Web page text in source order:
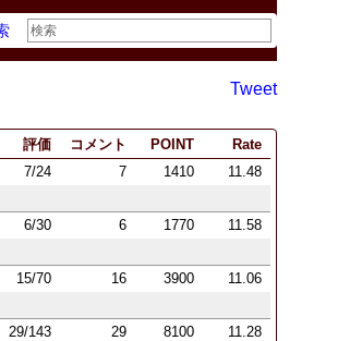
Tweet
評価 コメント POINT
Rate
7/24 7 1410
11.48
6/30 6 1770
11.58
15/70 16 3900
11.06
29/143 29 8100
11.28